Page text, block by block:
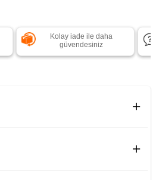
Kolay iade ile daha
güvendesiniz